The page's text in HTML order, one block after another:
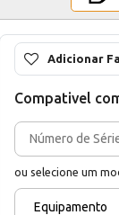
Adicionar
Compativel
ou selecione um
Equipamento